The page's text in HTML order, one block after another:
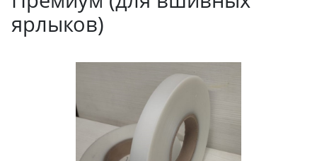
ярлыков)